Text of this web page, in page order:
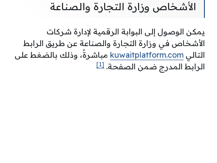
الأشخاص وزارة التجارة والصناعة
يمكن الوصول إلى البوابة الرقمية لإدارة شركات
الأشخاص في وزارة التجارة والصناعة عن طريق الرابط
التالي kuwaitplatform.com مباشرةً، وذلك بالضغط على
الرابط المدرج ضمن الصفحة. [1]